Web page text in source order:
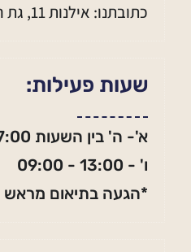
כתובתנו: אילנות 11, גת רימון
שעות פעילות:
א'- ה' בין השעות 17:00 - 09:00
ו' - 13:00 - 09:00
*הגעה בתיאום מראש